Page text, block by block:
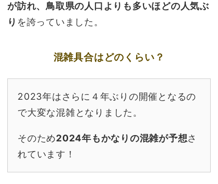
が訪れ、鳥取県の人口よりも多いほどの人気ぶ
り を誇っていました。
混雑具合はどのくらい？
2023年はさらに４年ぶりの開催となるの
で大変な混雑となりました。
そのため2024年もかなりの混雑が予想さ
れています！